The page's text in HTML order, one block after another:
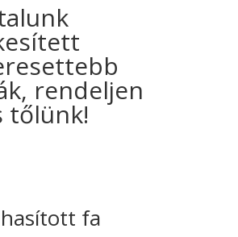
rendeljen
tőlünk!
hasított fa